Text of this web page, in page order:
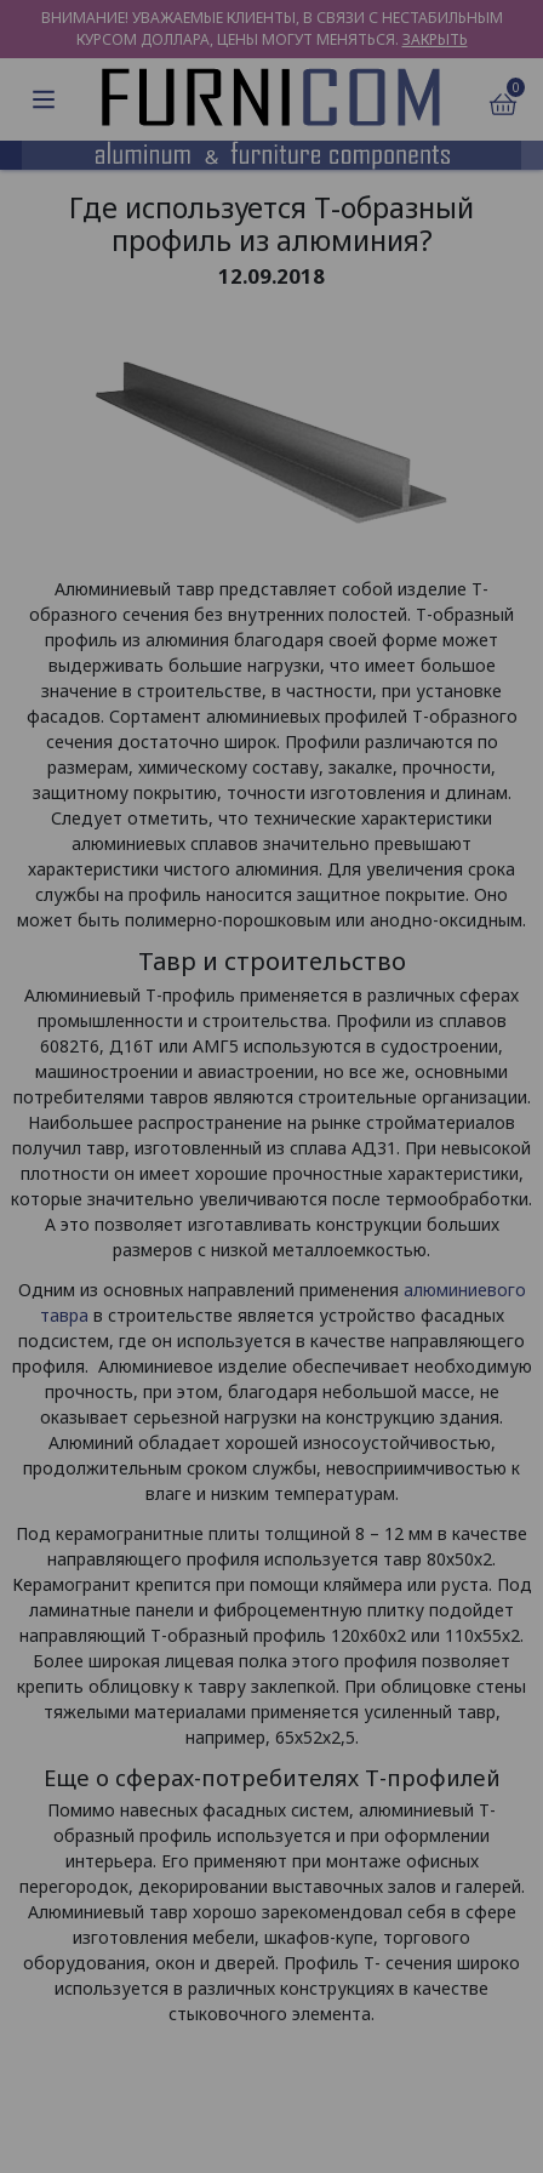
ВНИМАНИЕ! УВАЖАЕМЫЕ КЛИЕНТЫ, В СВЯЗИ С НЕСТАБИЛЬНЫМ
КУРСОМ ДОЛЛАРА, ЦЕНЫ МОГУТ МЕНЯТЬСЯ. ЗАКРЫТЬ
0
Где используется Т-образный
профиль из алюминия?
12.09.2018
Алюминиевый тавр представляет собой изделие Т-
образного сечения без внутренних полостей. Т-образный
профиль из алюминия благодаря своей форме может
выдерживать большие нагрузки, что имеет большое
значение в строительстве, в частности, при установке
фасадов. Сортамент алюминиевых профилей Т-образного
сечения достаточно широк. Профили различаются по
размерам, химическому составу, закалке, прочности,
защитному покрытию, точности изготовления и длинам.
Следует отметить, что технические характеристики
алюминиевых сплавов значительно превышают
характеристики чистого алюминия. Для увеличения срока
службы на профиль наносится защитное покрытие. Оно
может быть полимерно-порошковым или анодно-оксидным.
Тавр и строительство
Алюминиевый Т-профиль применяется в различных сферах
промышленности и строительства. Профили из сплавов
6082Т6, Д16Т или АМГ5 используются в судостроении,
машиностроении и авиастроении, но все же, основными
потребителями тавров являются строительные организации.
Наибольшее распространение на рынке стройматериалов
получил тавр, изготовленный из сплава АД31. При невысокой
плотности он имеет хорошие прочностные характеристики,
которые значительно увеличиваются после термообработки.
А это позволяет изготавливать конструкции больших
размеров с низкой металлоемкостью.
Одним из основных направлений применения алюминиевого
тавра в строительстве является устройство фасадных
подсистем, где он используется в качестве направляющего
профиля. Алюминиевое изделие обеспечивает необходимую
прочность, при этом, благодаря небольшой массе, не
оказывает серьезной нагрузки на конструкцию здания.
Алюминий обладает хорошей износоустойчивостью,
продолжительным сроком службы, невосприимчивостью к
влаге и низким температурам.
Под керамогранитные плиты толщиной 8 – 12 мм в качестве
направляющего профиля используется тавр 80х50х2.
Керамогранит крепится при помощи кляймера или руста. Под
ламинатные панели и фиброцементную плитку подойдет
направляющий Т-образный профиль 120х60х2 или 110х55х2.
Более широкая лицевая полка этого профиля позволяет
крепить облицовку к тавру заклепкой. При облицовке стены
тяжелыми материалами применяется усиленный тавр,
например, 65х52х2,5.
Еще о сферах-потребителях Т-профилей
Помимо навесных фасадных систем, алюминиевый Т-
образный профиль используется и при оформлении
интерьера. Его применяют при монтаже офисных
перегородок, декорировании выставочных залов и галерей.
Алюминиевый тавр хорошо зарекомендовал себя в сфере
изготовления мебели, шкафов-купе, торгового
оборудования, окон и дверей. Профиль Т- сечения широко
используется в различных конструкциях в качестве
стыковочного элемента.